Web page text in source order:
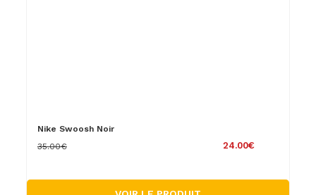
Nike Swoosh Noir
24.00€
35.00€